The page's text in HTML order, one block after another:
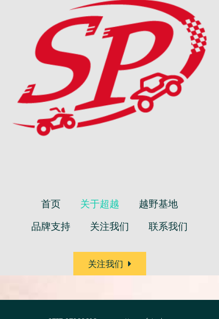
首页 关于超越
越野基地
品牌支持
关注我们 联系我们
关注我们